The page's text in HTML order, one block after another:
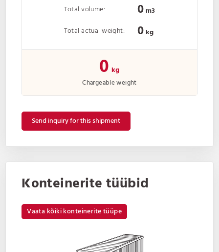
Total volume: 0m3
Total actual weight:
0kg
0 kg
Chargeable weight
Send inquiry for this shipment
Konteinerite tüübid
Vaata kõiki konteinerite tüüpe